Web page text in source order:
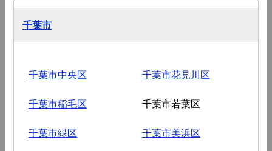
千葉市
千葉市中央区 千葉市花見川区
千葉市稲毛区 千葉市若葉区
千葉市緑区 千葉市美浜区